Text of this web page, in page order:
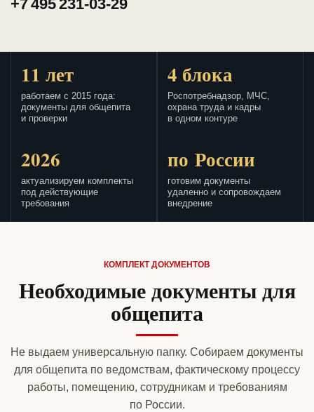
+7 495 231-03-29
11 лет
работаем с 2015 года:
документы для общепита
и проверки
4 блока
Роспотребнадзор, МЧС,
охрана труда и кадры
в одном контуре
2026
актуализируем комплекты
под действующие
требования
по России
готовим документы
удаленно и сопровождаем
внедрение
КОМПЛЕКТ ДОКУМЕНТОВ
Необходимые документы для
общепита
Не выдаем универсальную папку. Собираем документы
для общепита по ведомствам, фактическому процессу
работы, помещению, сотрудникам и требованиям
по России.